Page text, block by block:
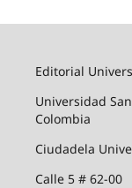
Editorial
Universidad
Colombia
Ciudadela
Calle 5 # 62-00